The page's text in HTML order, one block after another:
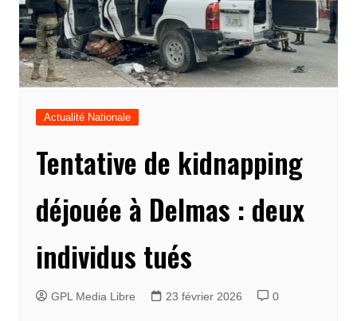
Actualité Nationale
Tentative de kidnapping
déjouée à Delmas : deux
individus tués
GPL Media Libre 23 février 2026 0